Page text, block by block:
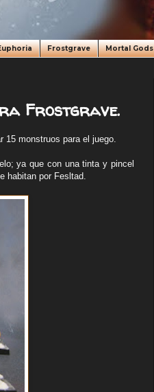
Frostgrave Mortal Gods
Frostgrave.
15 monstruos para el juego.
ya que con una tinta y pincel
habitan por Fesltad.